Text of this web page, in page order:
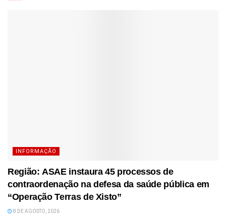
INFORMAÇÃO
Região: ASAE instaura 45 processos de
contraordenação na defesa da saúde pública em
“Operação Terras de Xisto”
8 DE AGOSTO, 2026